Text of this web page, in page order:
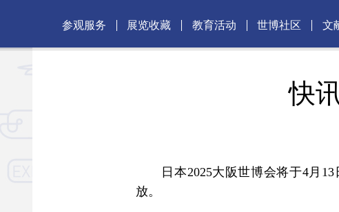
参观服务 展览收藏 教育活动 世博社区 文
快
日本2025大阪世博会将于4月13
放。